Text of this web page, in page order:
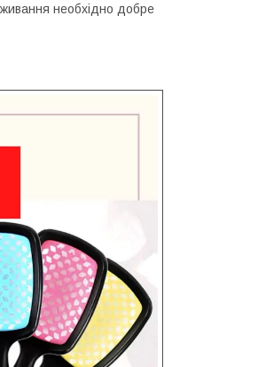
необхідно добре